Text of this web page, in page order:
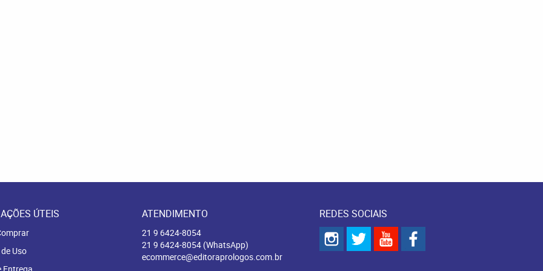
ÚTEIS
Uso
ATENDIMENTO
21 9 6424-8054
21 9 6424-8054 (WhatsApp)
ecommerce@editoraprologos.com.br
REDES SOCIAIS